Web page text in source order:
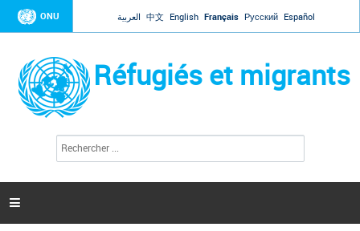
Jump to navigation
ONU العربية 中文 English Français Русский Español
Réfugiés et migrants
l
c
h
